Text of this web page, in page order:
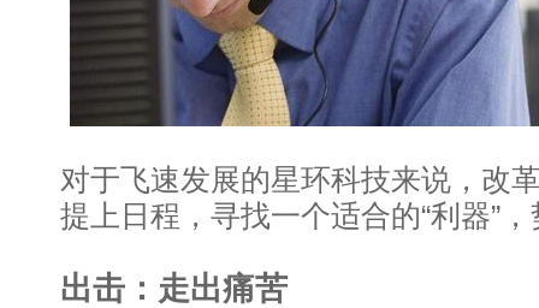
对于飞速发展的星环科技来说，改
提上日程，寻找一个适合的“利器”
出击：走出痛苦